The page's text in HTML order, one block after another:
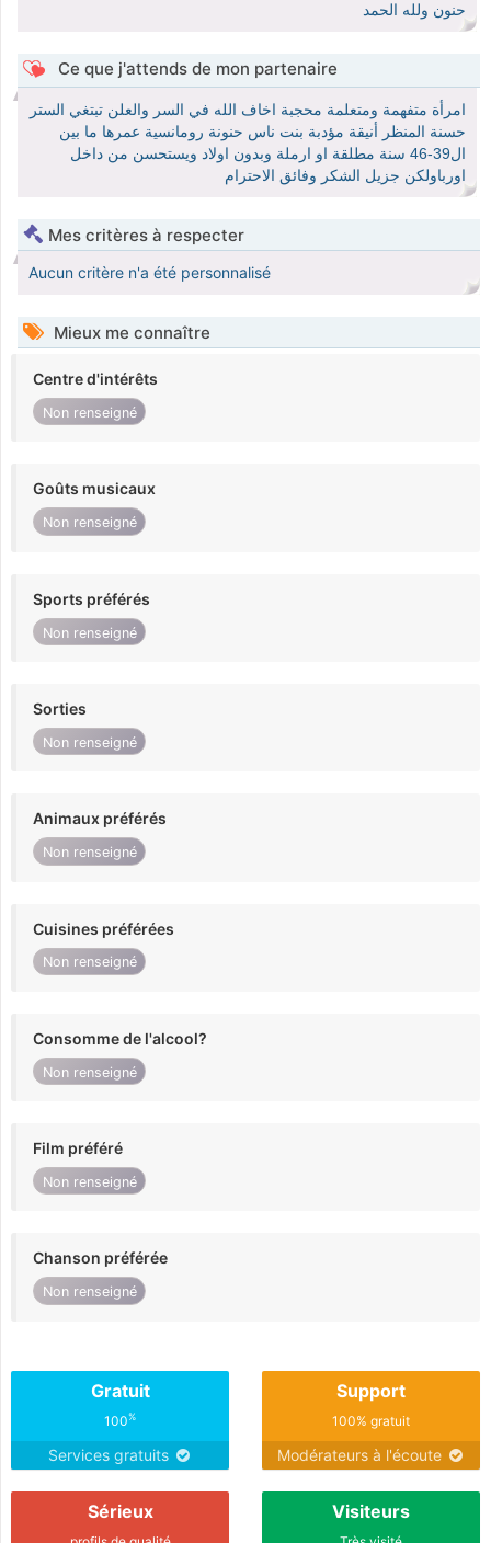
حنون ولله الحمد
Ce que j'attends de mon partenaire
امرأة متفهمة ومتعلمة محجبة اخاف الله في السر والعلن تبتغي الستر
حسنة المنظر أنيقة مؤدبة بنت ناس حنونة رومانسية عمرها ما بين
ال39-46 سنة مطلقة او ارملة وبدون اولاد ويستحسن من داخل
اورباولكن جزيل الشكر وفائق الاحترام
Mes critères à respecter
Aucun critère n'a été personnalisé
Mieux me connaître
Centre d'intérêts
Non renseigné
Goûts musicaux
Non renseigné
Sports préférés
Non renseigné
Sorties
Non renseigné
Animaux préférés
Non renseigné
Cuisines préférées
Non renseigné
Consomme de l'alcool?
Non renseigné
Film préféré
Non renseigné
Chanson préférée
Non renseigné
Gratuit
100%
Services gratuits
Support
100% gratuit
Modérateurs à l'écoute
Sérieux Visiteurs